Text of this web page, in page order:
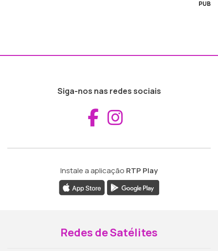
PUB
Siga-nos nas redes sociais
Aceder ao
Instale a aplicação RTP Play
Redes de Satélites